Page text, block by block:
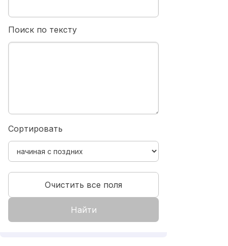
Поиск по тексту
Сортировать
Найти
Очистить все поля